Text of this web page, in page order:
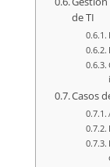
de TI
Casos